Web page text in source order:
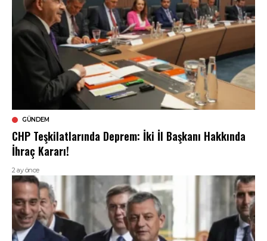
GÜNDEM
CHP Teşkilatlarında Deprem: İki İl Başkanı Hakkında
İhraç Kararı!
2 ay önce